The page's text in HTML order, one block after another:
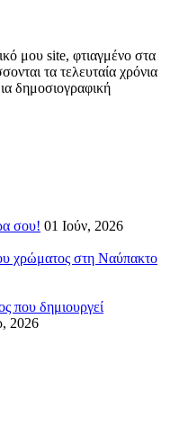
μου site, φτιαγμένο στα
τα τελευταία χρόνια
δημοσιογραφική
σου! 01 Ιούν, 2026
στη Ναύπακτο
που δημιουργεί
2026